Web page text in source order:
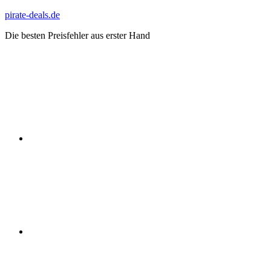
Zum
springen
pirate-deals.de
Die besten Preisfehler aus erster Hand